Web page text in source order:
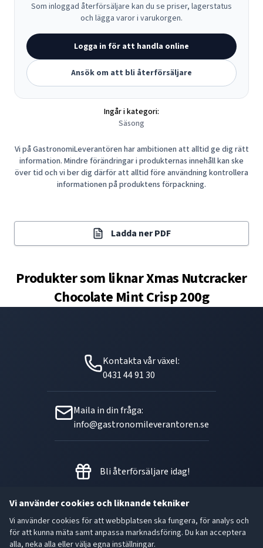
Vi använder cookies och liknande tekniker
Vi använder cookies för att webbplatsen ska fungera, för analys och
för att kunna mäta samt anpassa marknadsföring. Du kan acceptera
alla, neka alla eller välja egna inställningar.
Som inloggad återförsäljare kan du se priser, lagerstatus
och lägga varor i varukorgen.
Logga in för att handla online
Ansök om att bli återförsäljare
Ingår i kategori:
Säsong
Vi på GastronomiLeverantören har ambitionen att alltid ge dig rätt
information. Mindre förändringar i produkternas innehåll kan ske
över tid och vi ber dig därför att alltid före användning kontrollera
informationen på produktens förpackning.
Ladda ner PDF
Produkter som liknarXmas Nutcracker
Chocolate Mint Crisp 200g
Kontakta vår växel:
0431 44 91 30
Maila in din fråga:
info@gastronomileverantoren.se
Bli återförsäljare idag!
Metallgatan 21 B, 262 72
Ängelholm Orgnr: 556493-5780